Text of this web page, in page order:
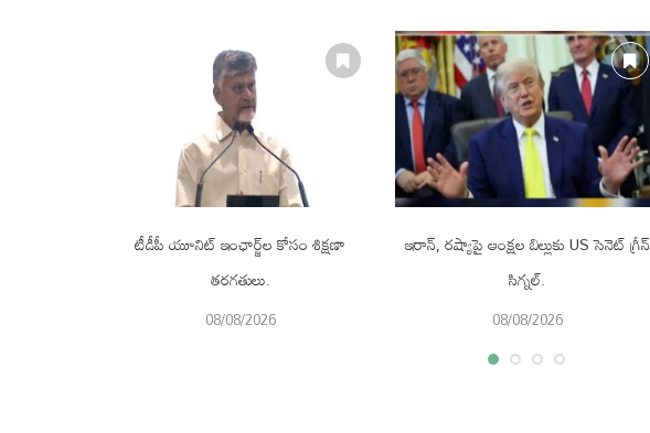
టీడీపీ యూనిట్ ఇంఛార్జ్‌ల కోసం శిక్షణా
తరగతులు.
08/08/2026
ఇరాన్, రష్యాపై ఆంక్షల బిల్లుకు US సెనెట్ గ్రీన్
సిగ్నల్.
08/08/2026